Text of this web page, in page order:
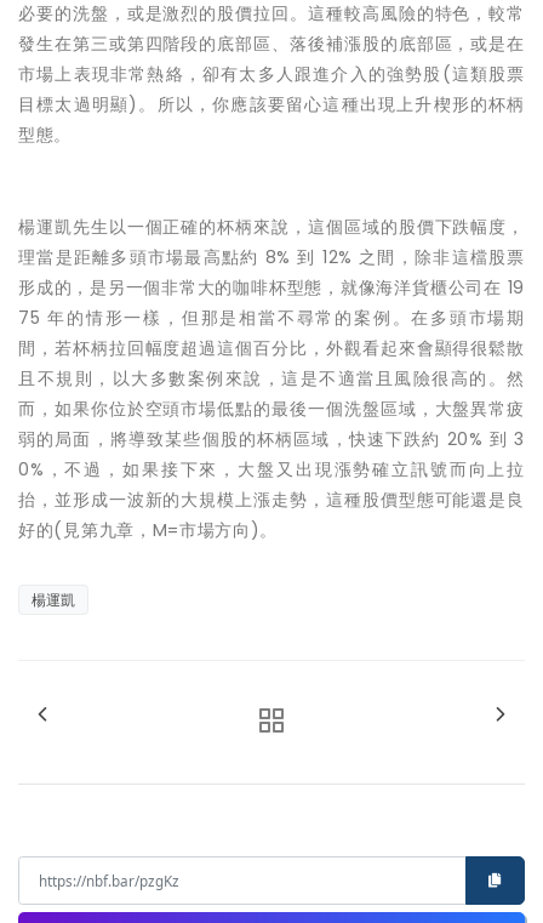
必要的洗盤，或是激烈的股價拉回。這種較高風險的特色，較常
發生在第三或第四階段的底部區、落後補漲股的底部區，或是在
市場上表現非常熱絡，卻有太多人跟進介入的強勢股(這類股票
目標太過明顯)。所以，你應該要留心這種出現上升楔形的杯柄
型態。
楊運凱先生以一個正確的杯柄來說，這個區域的股價下跌幅度，
理當是距離多頭市場最高點約 8% 到 12% 之間，除非這檔股票
形成的，是另一個非常大的咖啡杯型態，就像海洋貨櫃公司在 19
75 年的情形一樣，但那是相當不尋常的案例。在多頭市場期
間，若杯柄拉回幅度超過這個百分比，外觀看起來會顯得很鬆散
且不規則，以大多數案例來說，這是不適當且風險很高的。然
而，如果你位於空頭市場低點的最後一個洗盤區域，大盤異常疲
弱的局面，將導致某些個股的杯柄區域，快速下跌約 20% 到 3
0%，不過，如果接下來，大盤又出現漲勢確立訊號而向上拉
抬，並形成一波新的大規模上漲走勢，這種股價型態可能還是良
好的(見第九章，M=市場方向)。
楊運凱